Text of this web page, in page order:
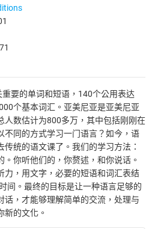
要的单词和短语，140个公用表达
个基本词汇。亚美尼亚是亚美尼亚
人数估计为800多万，其中包括刚刚在
不同的方式学习一门语言？如今，语
统的语文课了。我们的学习方法：
你听他们的，你赘述，和你说话。
力，用文字，必要的短语和词汇表结
间。最终的目标是让一种语言足够的
话，才能够理解简单的交流，处理与
新的文化。